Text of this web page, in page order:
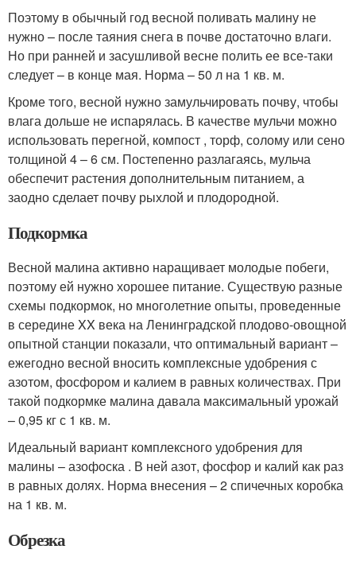
Поэтому в обычный год весной поливать малину не
нужно – после таяния снега в почве достаточно влаги.
Но при ранней и засушливой весне полить ее все-таки
следует – в конце мая. Норма – 50 л на 1 кв. м.
Кроме того, весной нужно замульчировать почву, чтобы
влага дольше не испарялась. В качестве мульчи можно
использовать перегной, компост , торф, солому или сено
толщиной 4 – 6 см. Постепенно разлагаясь, мульча
обеспечит растения дополнительным питанием, а
заодно сделает почву рыхлой и плодородной.
Подкормка
Весной малина активно наращивает молодые побеги,
поэтому ей нужно хорошее питание. Существую разные
схемы подкормок, но многолетние опыты, проведенные
в середине XX века на Ленинградской плодово-овощной
опытной станции показали, что оптимальный вариант –
ежегодно весной вносить комплексные удобрения с
азотом, фосфором и калием в равных количествах. При
такой подкормке малина давала максимальный урожай
– 0,95 кг с 1 кв. м.
Идеальный вариант комплексного удобрения для
малины – азофоска . В ней азот, фосфор и калий как раз
в равных долях. Норма внесения – 2 спичечных коробка
на 1 кв. м.
Обрезка